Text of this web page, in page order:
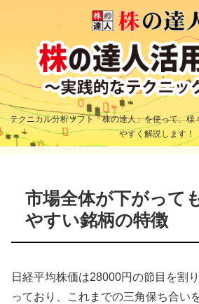
テクニカル分析ソフト「株の達人」を使って、様
やすく解説します！
市場全体が下がって
やすい銘柄の特徴
日経平均株価は28000円の節目を割
っており、これまでの三角保ち合い